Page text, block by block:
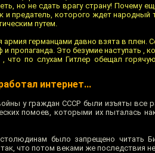
но не сдать врагу страну! Почему
предатель, которого ждет народный
путем.
армия германцами давно взята в плен.
пропаганда. Это безумие наступать ,
по слухам Гитлер обещал
интернет...
у граждан СССР были изъяты все
помоев, которыми их пыталась
было запрещено читать
что потом веками же последствия